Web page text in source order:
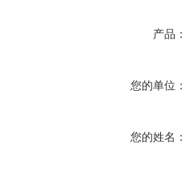
产品：
您的单位：
您的姓名：